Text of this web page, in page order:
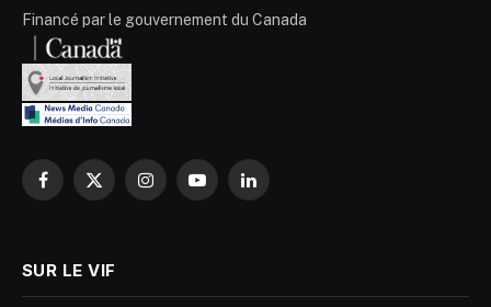
Financé par le gouvernement du Canada
Facebook
X
InstagramYouTubeLinkedIn
SUR LE VIF